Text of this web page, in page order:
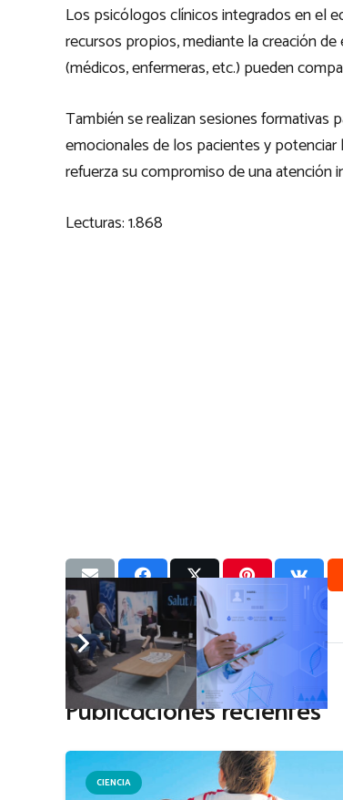
Los psicólogos clínicos integrados en el
recursos propios, mediante la creación
(médicos, enfermeras, etc.) pueden
También se realizan sesiones formativas
emocionales de los pacientes y
refuerza su compromiso de una atención
Lecturas:1.868
Publicaciones recientes
CIENCIA